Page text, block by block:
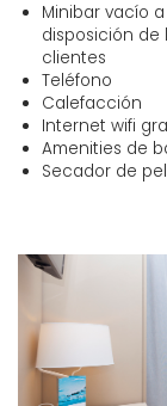
Minibar vacío a
disposición de
clientes
Teléfono
Calefacción
Internet wifi
Amenities de
Secador de